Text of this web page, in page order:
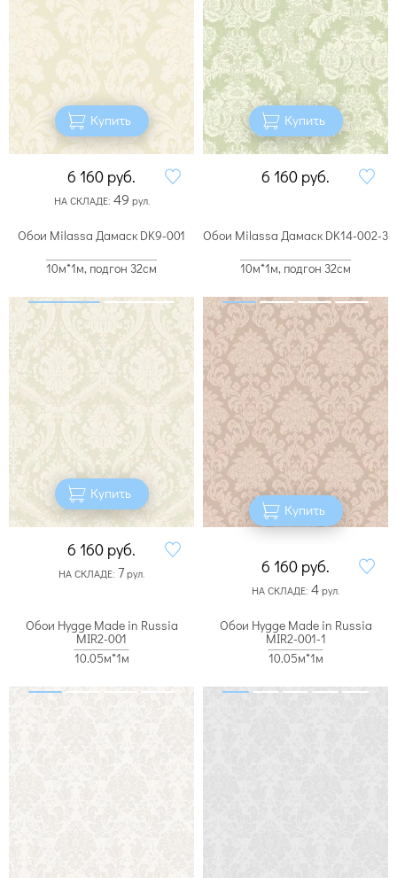
Купить
6 160 руб.
НА СКЛАДЕ: 49 рул.
Купить
6 160 руб.
Обои Milassa Дамаск DK9-001
10м*1м, подгон 32см
Купить
6 160 руб.
НА СКЛАДЕ: 7рул.
Обои Milassa Дамаск DK14-002-3
10м*1м, подгон 32см
Купить
6 160 руб.
НА СКЛАДЕ: 4рул.
Обои Hygge Made in Russia
MIR2-001
10.05м*1м
Обои Hygge Made in Russia
MIR2-001-1
10.05м*1м